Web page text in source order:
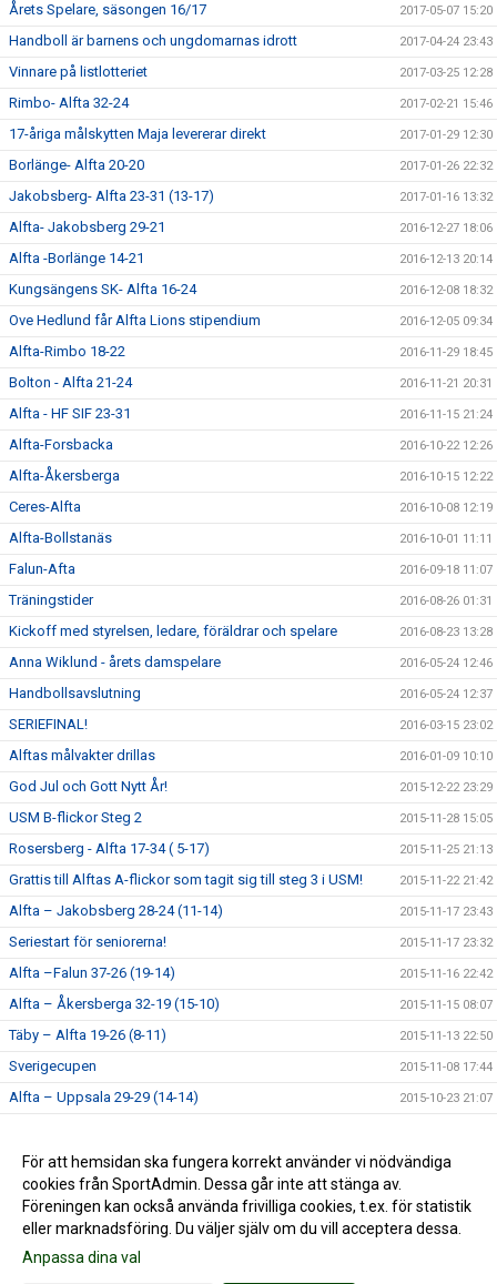
Årets Spelare, säsongen 16/17 2017-05-07 15:20
Handboll är barnens och ungdomarnas idrott 2017-04-24 23:43
Vinnare på listlotteriet 2017-03-25 12:28
Rimbo- Alfta 32-24 2017-02-21 15:46
17-åriga målskytten Maja levererar direkt 2017-01-29 12:30
Borlänge- Alfta 20-20 2017-01-26 22:32
Jakobsberg- Alfta 23-31 (13-17) 2017-01-16 13:32
Alfta- Jakobsberg 29-21 2016-12-27 18:06
Alfta -Borlänge 14-21 2016-12-13 20:14
Kungsängens SK- Alfta 16-24 2016-12-08 18:32
Ove Hedlund får Alfta Lions stipendium 2016-12-05 09:34
Alfta-Rimbo 18-22 2016-11-29 18:45
Bolton - Alfta 21-24 2016-11-21 20:31
Alfta - HF SIF 23-31 2016-11-15 21:24
Alfta-Forsbacka 2016-10-22 12:26
Alfta-Åkersberga 2016-10-15 12:22
Ceres-Alfta 2016-10-08 12:19
Alfta-Bollstanäs 2016-10-01 11:11
Falun-Afta 2016-09-18 11:07
Träningstider 2016-08-26 01:31
Kickoff med styrelsen, ledare, föräldrar och spelare 2016-08-23 13:28
Anna Wiklund - årets damspelare 2016-05-24 12:46
Handbollsavslutning 2016-05-24 12:37
SERIEFINAL! 2016-03-15 23:02
Alftas målvakter drillas 2016-01-09 10:10
God Jul och Gott Nytt År! 2015-12-22 23:29
USM B-flickor Steg 2 2015-11-28 15:05
Rosersberg - Alfta 17-34 ( 5-17) 2015-11-25 21:13
Grattis till Alftas A-flickor som tagit sig till steg 3 i USM! 2015-11-22 21:42
Alfta – Jakobsberg 28-24 (11-14) 2015-11-17 23:43
Seriestart för seniorerna! 2015-11-17 23:32
Alfta –Falun 37-26 (19-14) 2015-11-16 22:42
Alfta – Åkersberga 32-19 (15-10) 2015-11-15 08:07
Täby – Alfta 19-26 (8-11) 2015-11-13 22:50
Sverigecupen 2015-11-08 17:44
Alfta – Uppsala 29-29 (14-14) 2015-10-23 21:07
Målvaktsutbildning 2015-09-14 16:58
Lycka till alla Alfta-lag! 2015-09-04 21:22
För att hemsidan ska fungera korrekt använder vi nödvändiga
cookies från SportAdmin. Dessa går inte att stänga av.
Föreningen kan också använda frivilliga cookies, t.ex. för statistik
eller marknadsföring. Du väljer själv om du vill acceptera dessa.
Anpassa dina val